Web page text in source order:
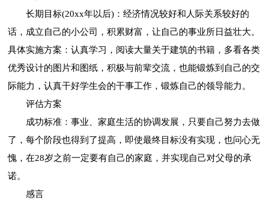
长期目标(20xx年以后)：经济情况较好和人际关系较好的
话，成立自己的小公司，积累财富，让自己的事业所日益壮大。
具体实施方案：认真学习，阅读大量关于建筑的书籍，多看各类
优秀设计的图片和图纸，积极与前辈交流，也能锻炼到自己的交
际能力，认真干好学生会的干事工作，锻炼自己的领导能力。
评估方案
成功标准：事业、家庭生活的协调发展，只要自己努力去做
了，每个阶段也得到了提高，即使最终目标没有实现，也问心无
愧，在28岁之前一定要有自己的家庭，并实现自己对父母的承
诺。
感言